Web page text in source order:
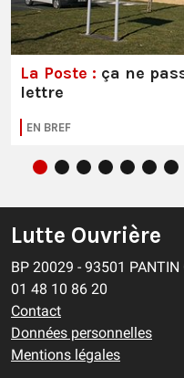
La Poste : ça ne
lettre
EN BREF
Lutte Ouvrière
BP 20029 - 93501 PANTIN
01 48 10 86 20
Contact
Données personnelles
Mentions légales